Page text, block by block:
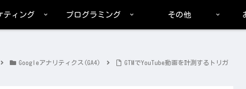
ティング プログラミング その他
Googleアナリティクス(GA4)
GTMでYouTube動画を計測するトリガ